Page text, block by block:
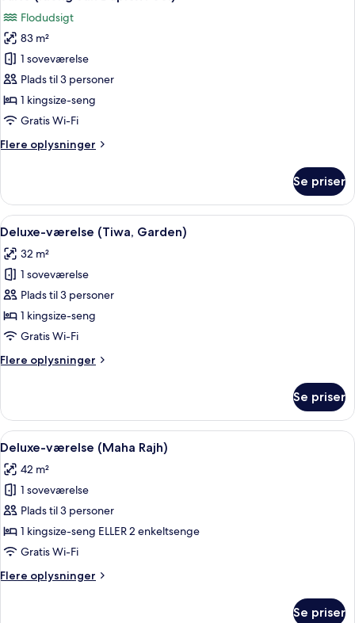
alle
billeder
af
Suite
(Klong
San
Duplex
Flodudsigt
83 m²
1 soveværelse
Plads til 3 personer
1 kingsize-seng
Gratis Wi-Fi
Flere oplysninger
Flere
(Klong
San
Duplex
Se priser
Indlæs
alle
billeder
af
Deluxe-
værelse
(Tiwa,
Et moderne hotelværelse med en
14
Deluxe-værelse (Tiwa, Garden)
32 m²
1 soveværelse
Plads til 3 personer
1 kingsize-seng
Gratis Wi-Fi
Flere oplysninger
Flere
værelse
(Tiwa,
Garden)
Se priser
Indlæs
alle
billeder
af
Deluxe-
værelse
(Maha
Et moderne hotelværelse med en
16
Deluxe-værelse (Maha Rajh)
42 m²
1 soveværelse
Plads til 3 personer
1 kingsize-seng ELLER 2 enkeltsenge
Gratis Wi-Fi
Flere oplysninger
Flere
Se priser